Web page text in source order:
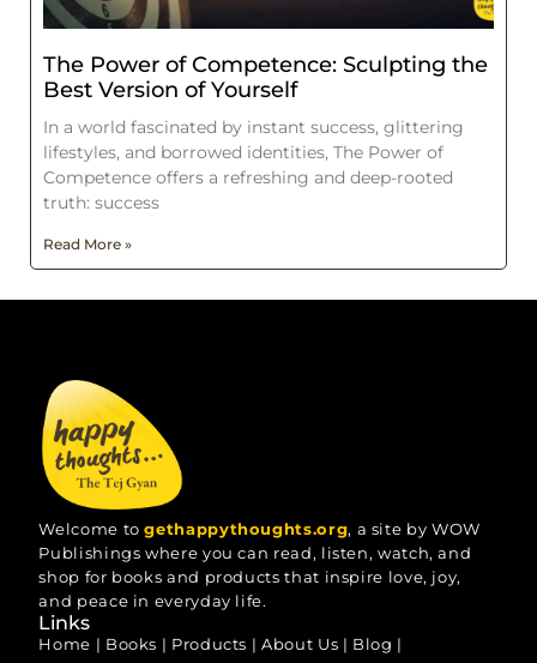
The Power of Competence: Sculpting the
Best Version of Yourself
In a world fascinated by instant success, glittering
lifestyles, and borrowed identities, The Power of
Competence offers a refreshing and deep-rooted
truth: success
Read More »
Welcome togethappythoughts.org, a site by WOW
Publishings where you can read, listen, watch, and
shop for books and products that inspire love, joy,
and peace in everyday life.
Links
Home | Books | Products |About Us | Blog |